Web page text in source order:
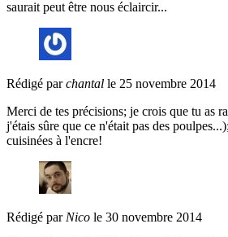
saurait peut être nous éclaircir...
Rédigé parchantal le 25 novembre 2014
Merci de tes précisions; je crois que tu as
j'étais sûre que ce n'était pas des
cuisinées à l'encre!
Rédigé par Nico le 30 novembre 2014